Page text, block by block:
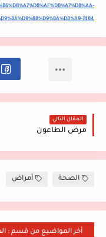
7484
المقال التالي
مرض الطاعون
الصحة أمراض
أخر المواضيع من قسم :